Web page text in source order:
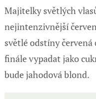
Majitelky světlých
nejintenzivnější
světlé odstíny červená
finále vypadat jako
bude jahodová blond.